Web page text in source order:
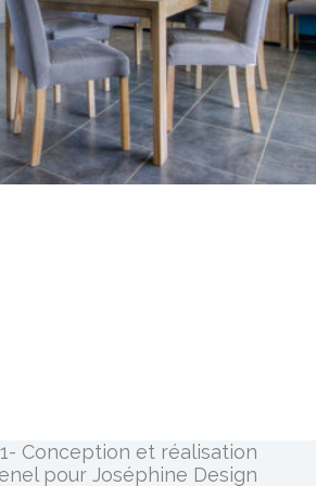
Conception et réalisation
pour Joséphine Design